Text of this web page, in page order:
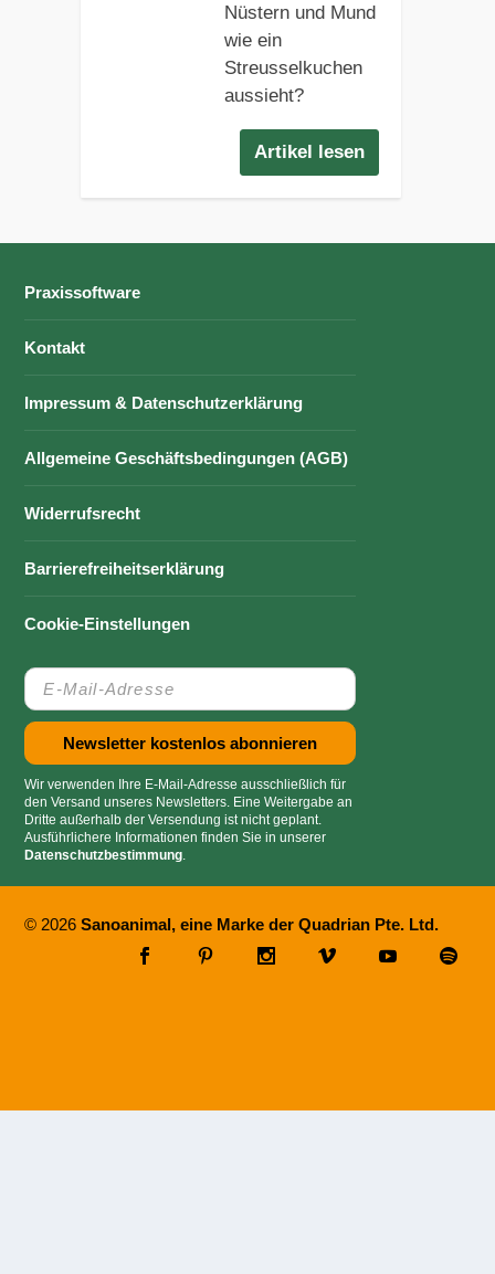
Nüstern und Mund
wie ein
Streusselkuchen
aussieht?
Artikel lesen
Praxissoftware
Kontakt
Impressum & Datenschutzerklärung
Allgemeine Geschäftsbedingungen (AGB)
Widerrufsrecht
Barrierefreiheitserklärung
Cookie-Einstellungen
Wir verwenden Ihre E-Mail-Adresse ausschließlich für
den Versand unseres Newsletters. Eine Weitergabe an
Dritte außerhalb der Versendung ist nicht geplant.
Ausführlichere Informationen finden Sie in unserer
Datenschutzbestimmung.
© 2026Sanoanimal, eine Marke der Quadrian Pte. Ltd.